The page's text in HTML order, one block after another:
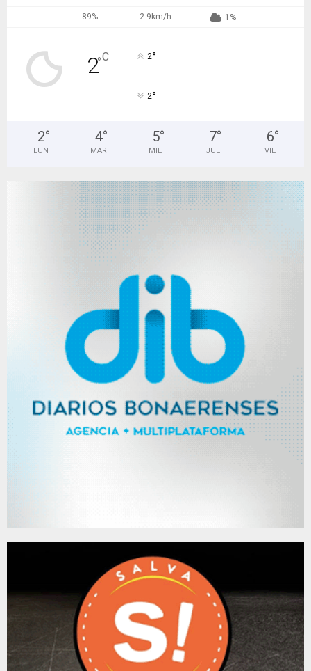
89% 2.9km/h 1%
2°C 2°
2°
2°
LUN
4°
MAR
5°
MIE
7°
JUE
6°
VIE